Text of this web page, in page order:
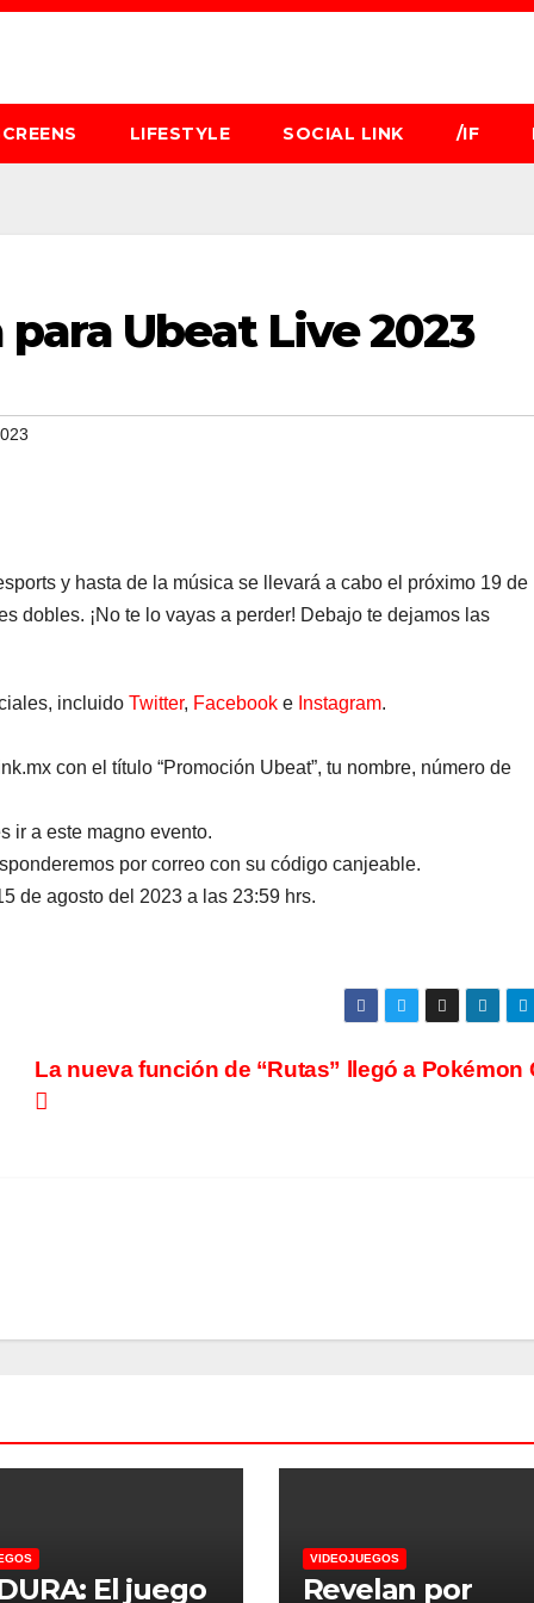
LIFESTYLE SOCIAL LINK /IF
Ubeat Live 2023
y hasta de la música se llevará a cabo el próximo 19 de
dobles. ¡No te lo vayas a perder! Debajo te dejamos las
incluido Twitter, Facebook e Instagram.
con el título “Promoción Ubeat”, tu nombre, número de
ir a este magno evento.
por correo con su código canjeable.
de agosto del 2023 a las 23:59 hrs.
La nueva función de “Rutas” llegó a Pokémon
El juego
VIDEOJUEGOS
Revelan por